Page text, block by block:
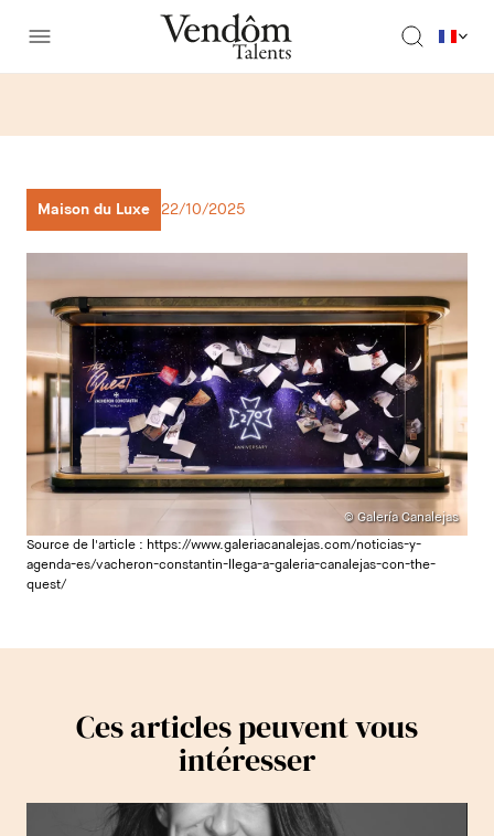
Maison du Luxe 22/10/2025
© Galería Canalejas
Source de l'article : https://www.galeriacanalejas.com/noticias-y-
agenda-es/vacheron-constantin-llega-a-galeria-canalejas-con-the-
quest/
Ces articles peuvent vous
intéresser